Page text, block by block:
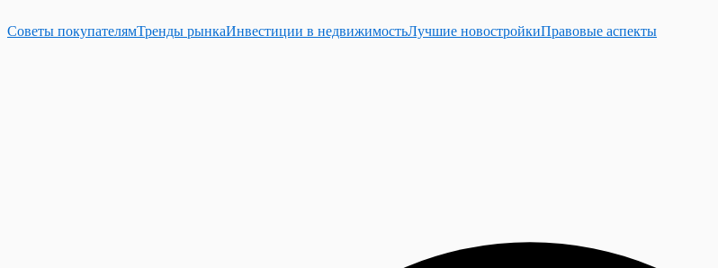
Советы покупателямТренды рынкаИнвестиции в недвижимостьЛучшие новостройкиПравовые аспекты